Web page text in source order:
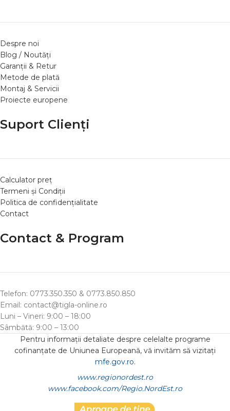
Despre noi
Blog / Noutăți
Garanții & Retur
Metode de plată
Montaj & Servicii
Proiecte europene
Suport Clienți
Calculator preț
Termeni și Condiții
Politica de confidențialitate
Contact
Contact & Program
Telefon: 0773.350.350 & 0773.850.850
Email: contact@tigla-online.ro
Luni – Vineri: 9:00 – 18:00
Sâmbătă: 9:00 – 13:00
Pentru informații detaliate despre celelalte programe
cofinanțate de Uniunea Europeană, vă invităm să vizitați
mfe.gov.ro.
www.regionordest.ro
www.facebook.com/Regio.NordEst.ro